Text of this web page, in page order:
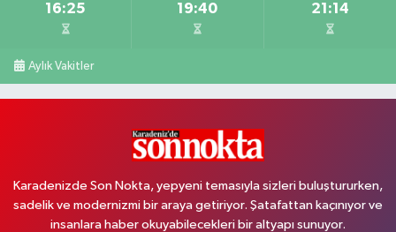
16:25 19:40 21:14
Aylık Vakitler
Karadenizde Son Nokta, yepyeni temasıyla sizleri buluştururken,
sadelik ve modernizmi bir araya getiriyor. Şatafattan kaçınıyor ve
insanlara haber okuyabilecekleri bir altyapı sunuyor.